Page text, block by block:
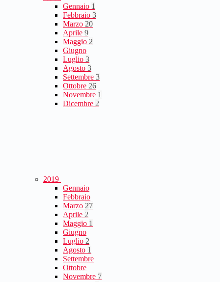
Gennaio 1
Febbraio 3
Marzo 20
Aprile 9
Maggio 2
Giugno
Luglio 3
Agosto 3
Settembre 3
Ottobre 26
Novembre 1
Dicembre 2
2019
Gennaio
Febbraio
Marzo 27
Aprile 2
Maggio 1
Giugno
Luglio 2
Agosto 1
Settembre
Ottobre
Novembre 7